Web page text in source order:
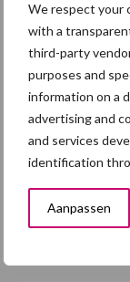
We respect your
with a
third-party
purposes and
information on a
advertising and
and services
identification
Aanpassen
Het toevoegen
biggen kan
daarmee gepaard
als bron van